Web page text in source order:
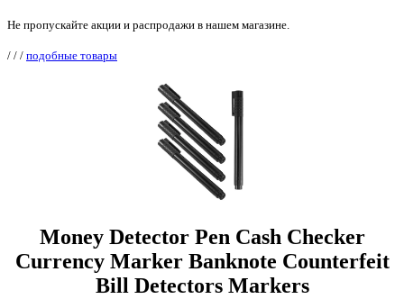
Не пропускайте акции и распродажи в нашем магазине.
/ / / подобные товары
Money Detector Pen Cash Checker
Currency Marker Banknote Counterfeit
Bill Detectors Markers